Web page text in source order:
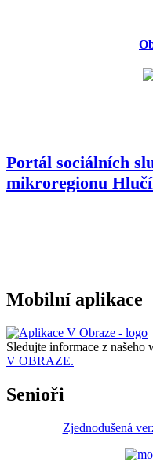
Portál sociálních
mikroregionu
Mobilní aplikace
Sledujte informace z našeho
V OBRAZE.
Senioři
Zjednodušená